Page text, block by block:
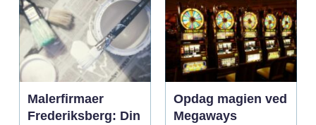
Malerfirmaer
Frederiksberg: Din
Opdag magien ved
Megaways